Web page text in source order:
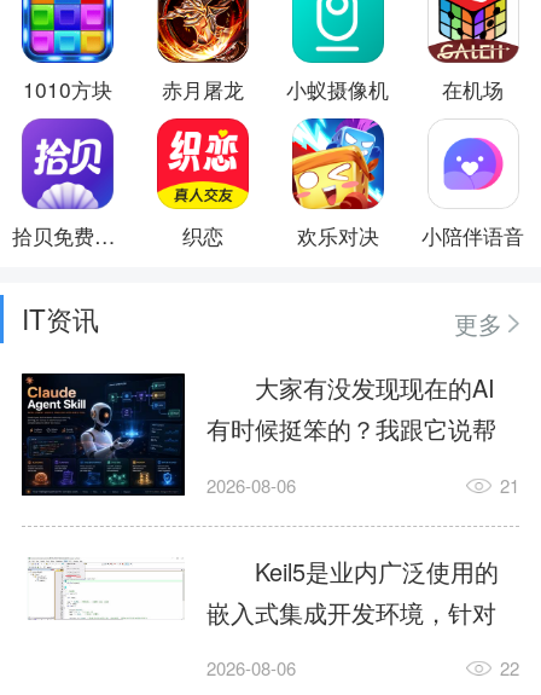
1010方块 赤月屠龙 小蚁摄像机 在机场
拾贝免费小说 织恋 欢乐对决 小陪伴语音
IT资讯
更多
大家有没发现现在的AI
有时候挺笨的？我跟它说帮
我订个明天早上的闹钟，它
这样？因为AI，就是个只会
耍嘴皮子的书呆子。它脑子
里有海量知识，但没有真正
激发出来实力。而
2026-08-06 21
Keil5是业内广泛使用的
嵌入式集成开发环境，针对
ARM、51内核单片机提供编
2026-08-06 22